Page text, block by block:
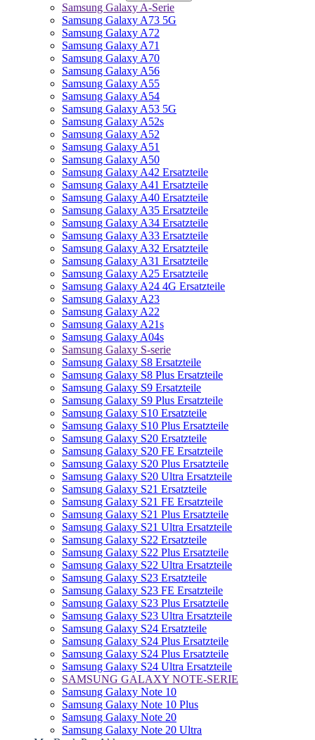
Samsung Galaxy A-Serie
Samsung Galaxy A73 5G
Samsung Galaxy A72
Samsung Galaxy A71
Samsung Galaxy A70
Samsung Galaxy A56
Samsung Galaxy A55
Samsung Galaxy A54
Samsung Galaxy A53 5G
Samsung Galaxy A52s
Samsung Galaxy A52
Samsung Galaxy A51
Samsung Galaxy A50
Samsung Galaxy A42 Ersatzteile
Samsung Galaxy A41 Ersatzteile
Samsung Galaxy A40 Ersatzteile
Samsung Galaxy A35 Ersatzteile
Samsung Galaxy A34 Ersatzteile
Samsung Galaxy A33 Ersatzteile
Samsung Galaxy A32 Ersatzteile
Samsung Galaxy A31 Ersatzteile
Samsung Galaxy A25 Ersatzteile
Samsung Galaxy A24 4G Ersatzteile
Samsung Galaxy A23
Samsung Galaxy A22
Samsung Galaxy A21s
Samsung Galaxy A04s
Samsung Galaxy S-serie
Samsung Galaxy S8 Ersatzteile
Samsung Galaxy S8 Plus Ersatzteile
Samsung Galaxy S9 Ersatzteile
Samsung Galaxy S9 Plus Ersatzteile
Samsung Galaxy S10 Ersatzteile
Samsung Galaxy S10 Plus Ersatzteile
Samsung Galaxy S20 Ersatzteile
Samsung Galaxy S20 FE Ersatzteile
Samsung Galaxy S20 Plus Ersatzteile
Samsung Galaxy S20 Ultra Ersatzteile
Samsung Galaxy S21 Ersatzteile
Samsung Galaxy S21 FE Ersatzteile
Samsung Galaxy S21 Plus Ersatzteile
Samsung Galaxy S21 Ultra Ersatzteile
Samsung Galaxy S22 Ersatzteile
Samsung Galaxy S22 Plus Ersatzteile
Samsung Galaxy S22 Ultra Ersatzteile
Samsung Galaxy S23 Ersatzteile
Samsung Galaxy S23 FE Ersatzteile
Samsung Galaxy S23 Plus Ersatzteile
Samsung Galaxy S23 Ultra Ersatzteile
Samsung Galaxy S24 Ersatzteile
Samsung Galaxy S24 Plus Ersatzteile
Samsung Galaxy S24 Plus Ersatzteile
Samsung Galaxy S24 Ultra Ersatzteile
SAMSUNG GALAXY NOTE-SERIE
Samsung Galaxy Note 10
Samsung Galaxy Note 10 Plus
Samsung Galaxy Note 20
Samsung Galaxy Note 20 Ultra